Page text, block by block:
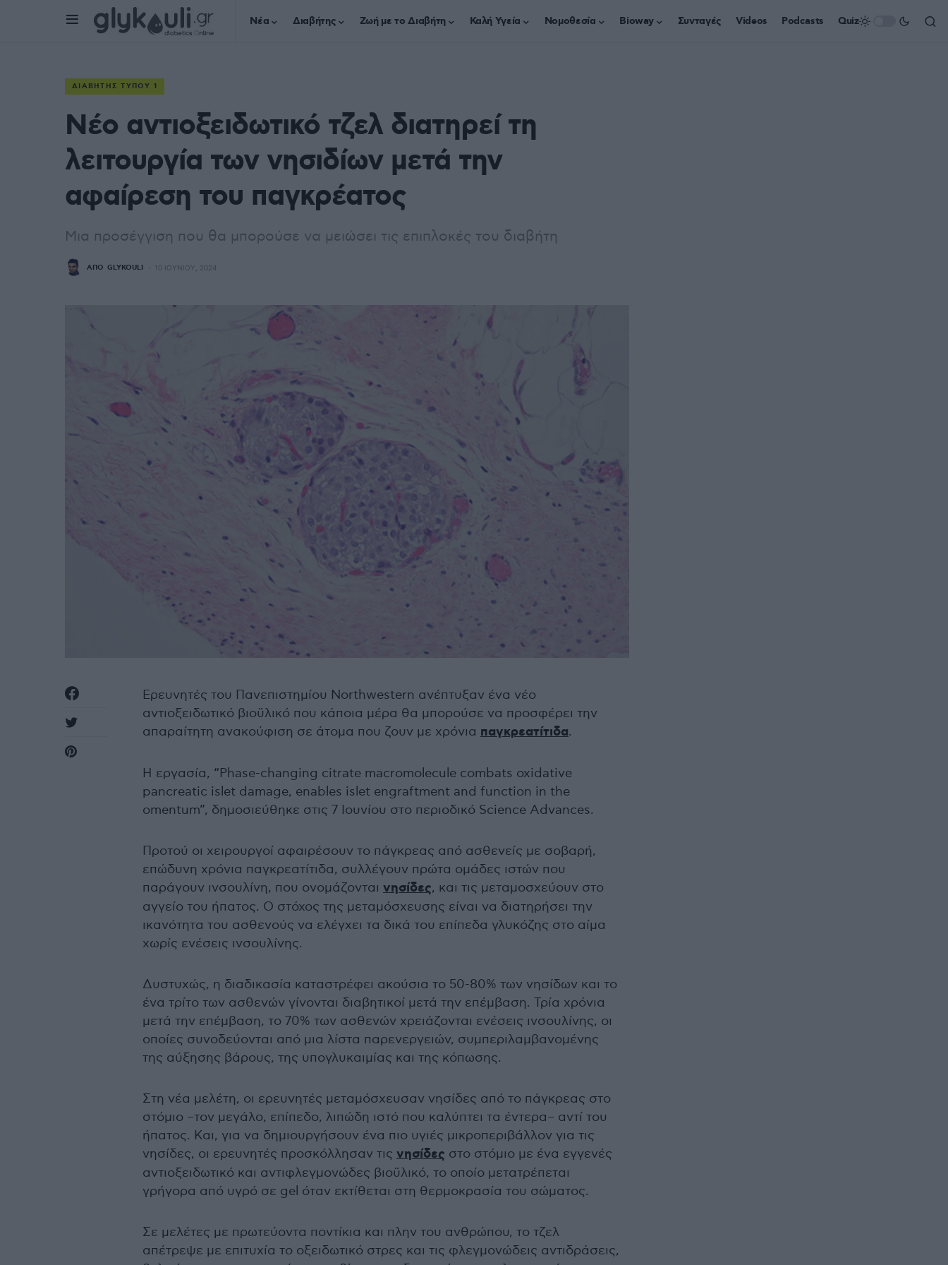
Νέα Διαβήτης Ζωή με το Διαβήτη Καλή Υγεία Νομοθεσία Bioway Συνταγές Videos Podcasts Quiz
ΔΙΑΒΉΤΗΣ ΤΎΠΟΥ 1
Νέο αντιοξειδωτικό τζελ διατηρεί τη
λειτουργία των νησιδίων μετά την
αφαίρεση του παγκρέατος
Μια προσέγγιση που θα μπορούσε να μειώσει τις επιπλοκές του διαβήτη
ΑΠΌ GLYKOULI 10 ΙΟΥΝΊΟΥ, 2024
Ερευνητές του Πανεπιστημίου Northwestern ανέπτυξαν ένα νέο
αντιοξειδωτικό βιοϋλικό που κάποια μέρα θα μπορούσε να προσφέρει την
απαραίτητη ανακούφιση σε άτομα που ζουν με χρόνια παγκρεατίτιδα.
Η εργασία, “Phase-changing citrate macromolecule combats oxidative
pancreatic islet damage, enables islet engraftment and function in the
omentum”, δημοσιεύθηκε στις 7 Ιουνίου στο περιοδικό Science Advances.
Προτού οι χειρουργοί αφαιρέσουν το πάγκρεας από ασθενείς με σοβαρή,
επώδυνη χρόνια παγκρεατίτιδα, συλλέγουν πρώτα ομάδες ιστών που
παράγουν ινσουλίνη, που ονομάζονται νησίδες, και τις μεταμοσχεύουν στο
αγγείο του ήπατος. Ο στόχος της μεταμόσχευσης είναι να διατηρήσει την
ικανότητα του ασθενούς να ελέγχει τα δικά του επίπεδα γλυκόζης στο αίμα
χωρίς ενέσεις ινσουλίνης.
Δυστυχώς, η διαδικασία καταστρέφει ακούσια το 50-80% των νησίδων και το
ένα τρίτο των ασθενών γίνονται διαβητικοί μετά την επέμβαση. Τρία χρόνια
μετά την επέμβαση, το 70% των ασθενών χρειάζονται ενέσεις ινσουλίνης, οι
οποίες συνοδεύονται από μια λίστα παρενεργειών, συμπεριλαμβανομένης
της αύξησης βάρους, της υπογλυκαιμίας και της κόπωσης.
Στη νέα μελέτη, οι ερευνητές μεταμόσχευσαν νησίδες από το πάγκρεας στο
στόμιο –τον μεγάλο, επίπεδο, λιπώδη ιστό που καλύπτει τα έντερα– αντί του
ήπατος. Και, για να δημιουργήσουν ένα πιο υγιές μικροπεριβάλλον για τις
νησίδες, οι ερευνητές προσκόλλησαν τις νησίδες στο στόμιο με ένα εγγενές
αντιοξειδωτικό και αντιφλεγμονώδες βιοϋλικό, το οποίο μετατρέπεται
γρήγορα από υγρό σε gel όταν εκτίθεται στη θερμοκρασία του σώματος.
Σε μελέτες με πρωτεύοντα ποντίκια και πλην του ανθρώπου, το τζελ
απέτρεψε με επιτυχία το οξειδωτικό στρες και τις φλεγμονώδεις αντιδράσεις,